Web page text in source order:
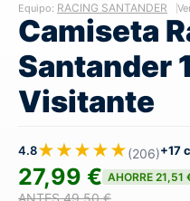
Equipo: RACING SANTANDER
Camiseta
Santander
Visitante
4.8★★★★★(206)+17
27,99 € AHORRE 21,51